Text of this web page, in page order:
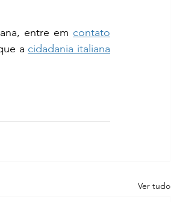
entre em contato
a cidadania italiana
Ver tudo